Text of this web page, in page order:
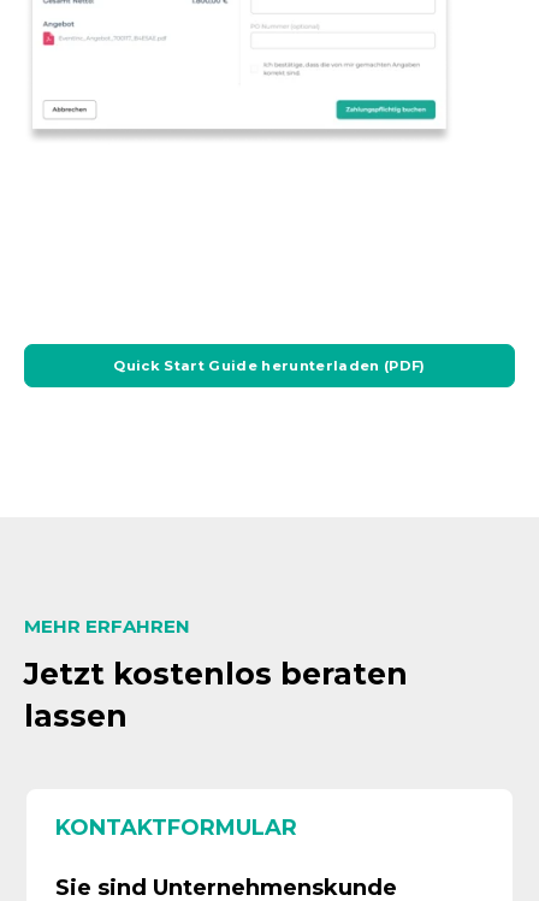
Quick Start Guide herunterladen (PDF)
MEHR ERFAHREN
Jetzt kostenlos beraten
lassen
KONTAKTFORMULAR
Sie sind Unternehmenskunde